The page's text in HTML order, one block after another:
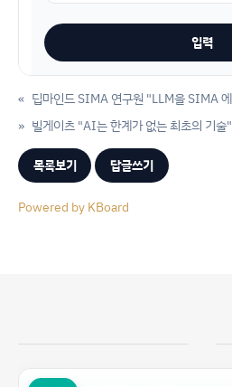
«
빌게이츠 "AI는 한계가 없는 최초의 기술"
»
목록보기 답글쓰기
Powered by KBoard